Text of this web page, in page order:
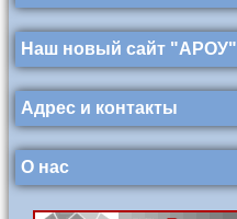
Наш новый сайт "АРОУ"
Адрес и контакты
О нас